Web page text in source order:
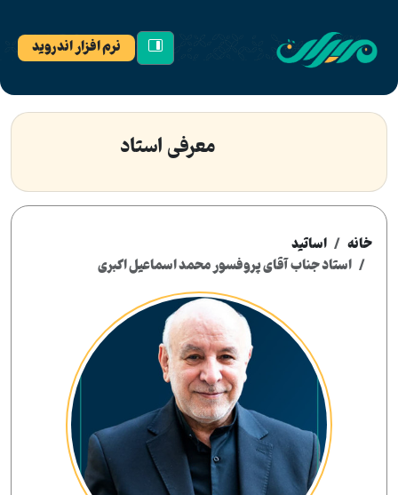
نرم افزار اندروید
معرفی استاد
خانه
اساتید
استاد جناب آقای پروفسور محمد اسماعیل اکبری